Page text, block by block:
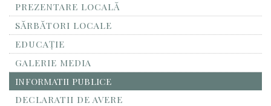
PREZENTARE LOCALĂ
SĂRBĂTORI LOCALE
EDUCAȚIE
GALERIE MEDIA
INFORMATII PUBLICE
DECLARATII DE AVERE